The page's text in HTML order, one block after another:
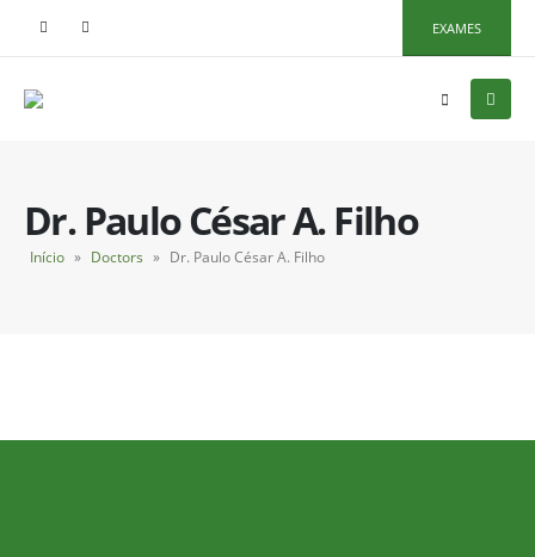
EXAMES
Dr. Paulo César A. Filho
Início » Doctors » Dr. Paulo César A. Filho